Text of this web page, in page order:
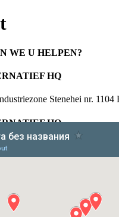
WE U HELPEN?
HQ
Stenehei nr. 1104
HQ